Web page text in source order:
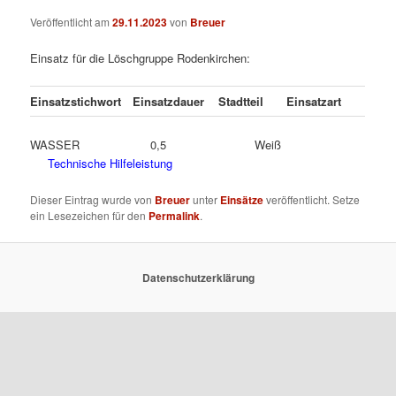
Veröffentlicht am29.11.2023von Breuer
Einsatz für die Löschgruppe Rodenkirchen:
Einsatzstichwort Einsatzdauer Stadtteil Einsatzart
WASSER 0,5 Weiß
Technische Hilfeleistung
Dieser Eintrag wurde von Breuerunter Einsätzeveröffentlicht. Setze
ein Lesezeichen für den Permalink.
Datenschutzerklärung